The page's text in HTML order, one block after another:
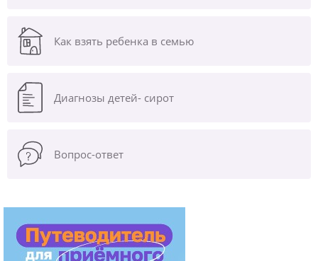
Как взять ребенка в семью
Диагнозы детей- сирот
Вопрос-ответ